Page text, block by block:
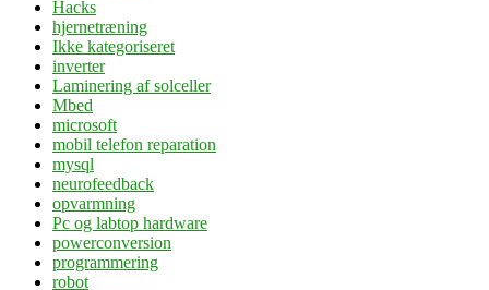
Hacks
hjernetræning
Ikke kategoriseret
inverter
Laminering af solceller
Mbed
microsoft
mobil telefon reparation
mysql
neurofeedback
opvarmning
Pc og labtop hardware
powerconversion
programmering
robot